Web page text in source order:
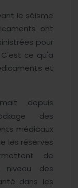
le séisme
ont
pour
ce qu'a
et
depuis
des
médicaux
les réserves
de
des
dans les